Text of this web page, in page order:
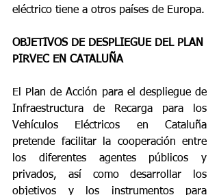
OBJETIVOS DE DESPLIEGUE DEL PLAN
PIRVEC EN CATALUÑA
El Plan de Acción para el despliegue de
Infraestructura de Recarga para los
Vehículos Eléctricos en Cataluña
pretende facilitar la cooperación entre
los diferentes agentes públicos y
privados, así como desarrollar los
objetivos y los instrumentos para